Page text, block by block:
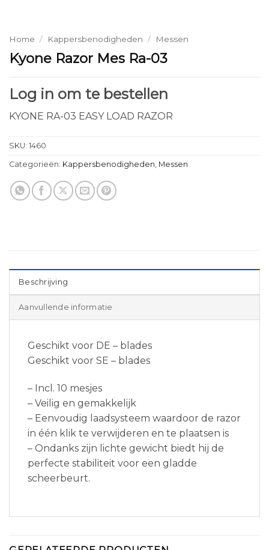
Home / Kappersbenodigheden / Messen
Kyone Razor Mes Ra-03
Log in om te bestellen
KYONE RA-03 EASY LOAD RAZOR
SKU: 1460
Categorieën: Kappersbenodigheden Messen
Beschrijving
Aanvullende informatie
Geschikt voor DE – blades
Geschikt voor SE – blades
– Incl. 10 mesjes
– Veilig en gemakkelijk
– Eenvoudig laadsysteem waardoor de razor
in één klik te verwijderen en te plaatsen is
– Ondanks zijn lichte gewicht biedt hij de
perfecte stabiliteit voor een gladde
scheerbeurt.